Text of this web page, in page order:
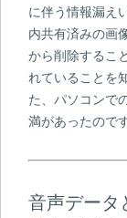
に伴う情報漏え
内共有済みの画
から削除するこ
れていることを
た、パソコンで
満があったので
音声データ